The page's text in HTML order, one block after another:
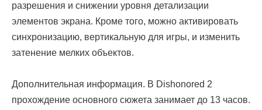
разрешения и снижении уровня детализации
элементов экрана. Кроме того, можно активировать
синхронизацию, вертикальную для игры, и изменить
затенение мелких объектов.
Дополнительная информация. В Dishonored 2
прохождение основного сюжета занимает до 13 часов.